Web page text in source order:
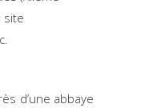
site
d’une abbaye